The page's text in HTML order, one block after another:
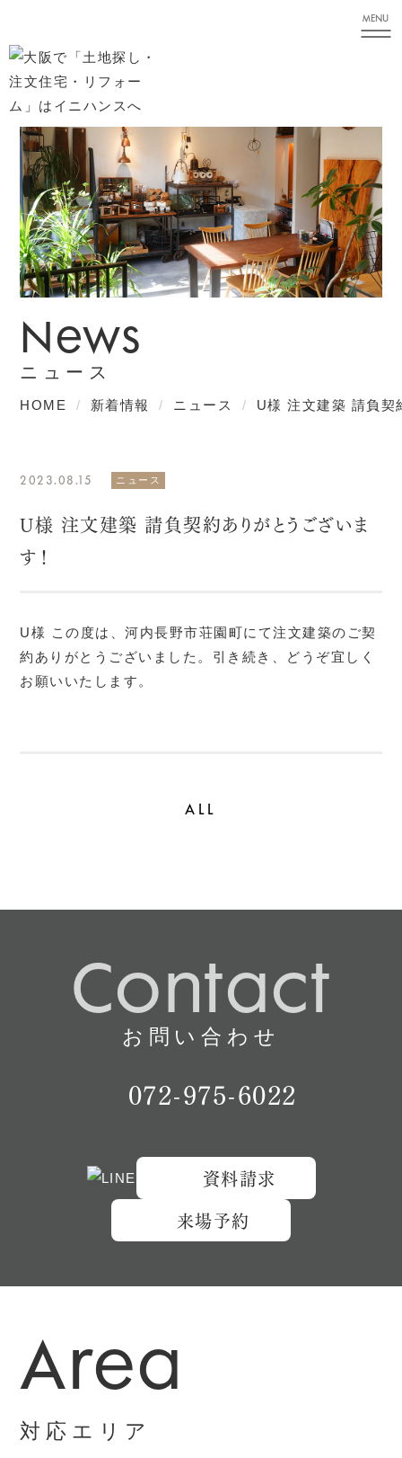
MENU
News
ニュース
HOME 新着情報 ニュース U様 注文建築 請負契
2023.08.15 ニュース
U様 注文建築 請負契約ありがとうございま
す！
U様 この度は、河内長野市荘園町にて注文建築のご契
約ありがとうございました。引き続き、どうぞ宜しく
お願いいたします。
ALL
Contact
お問い合わせ
072-975-6022
資料請求
来場予約
Area
対応エリア